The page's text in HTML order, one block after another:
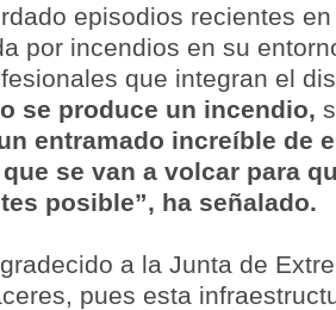
episodios recientes
por incendios en su
que integran el
se produce un incendio,
entramado increíble de
se van a volcar para
posible”, ha señalado.
a la Junta de
pues esta